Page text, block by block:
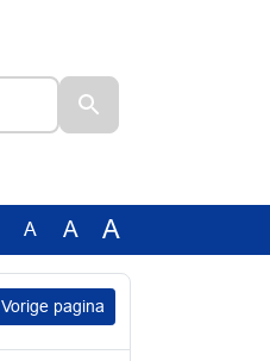
A A A
Vorige pagina